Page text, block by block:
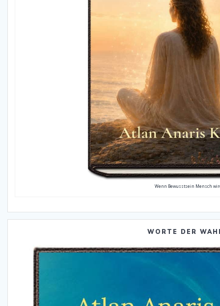
Wenn Bewusstsein Mensch
WORTE DER